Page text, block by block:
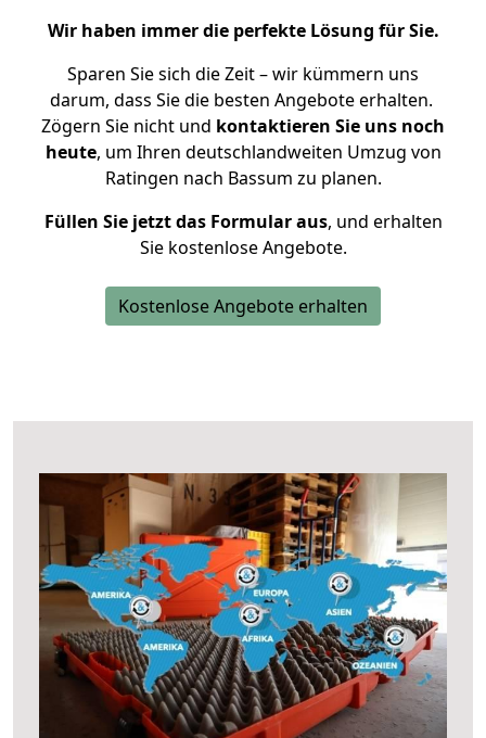
Wir haben immer die perfekte Lösung für Sie.
Sparen Sie sich die Zeit – wir kümmern uns
darum, dass Sie die besten Angebote erhalten.
Zögern Sie nicht und kontaktieren Sie uns noch
heute, um Ihren deutschlandweiten Umzug von
Ratingen nach Bassum zu planen.
Füllen Sie jetzt das Formular aus, und erhalten
Sie kostenlose Angebote.
Kostenlose Angebote erhalten